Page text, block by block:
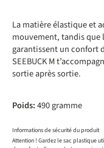
La matière élastique et
mouvement, tandis que
garantissent un confort
SEEBUCK M
sortie après sortie.
Poids:490 gramme
Informations de sécurité du produit
Attention ! Gardez le sac plastique